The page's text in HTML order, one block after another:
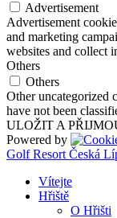
Advertisement
Advertisement
and marketing
websites and collect
Others
Others
Other uncategorized
have not been
ULOŽIT A
Powered by
Golf Resort Česká
Vítejte
Hřiště
O Hřišti